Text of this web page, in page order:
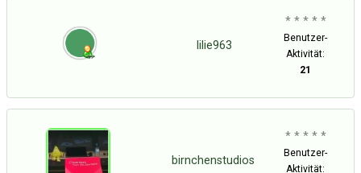
lilie963
* * * * *
Benutzer-
Aktivität:
21
birnchenstudios
* * * * *
Benutzer-
Aktivität: